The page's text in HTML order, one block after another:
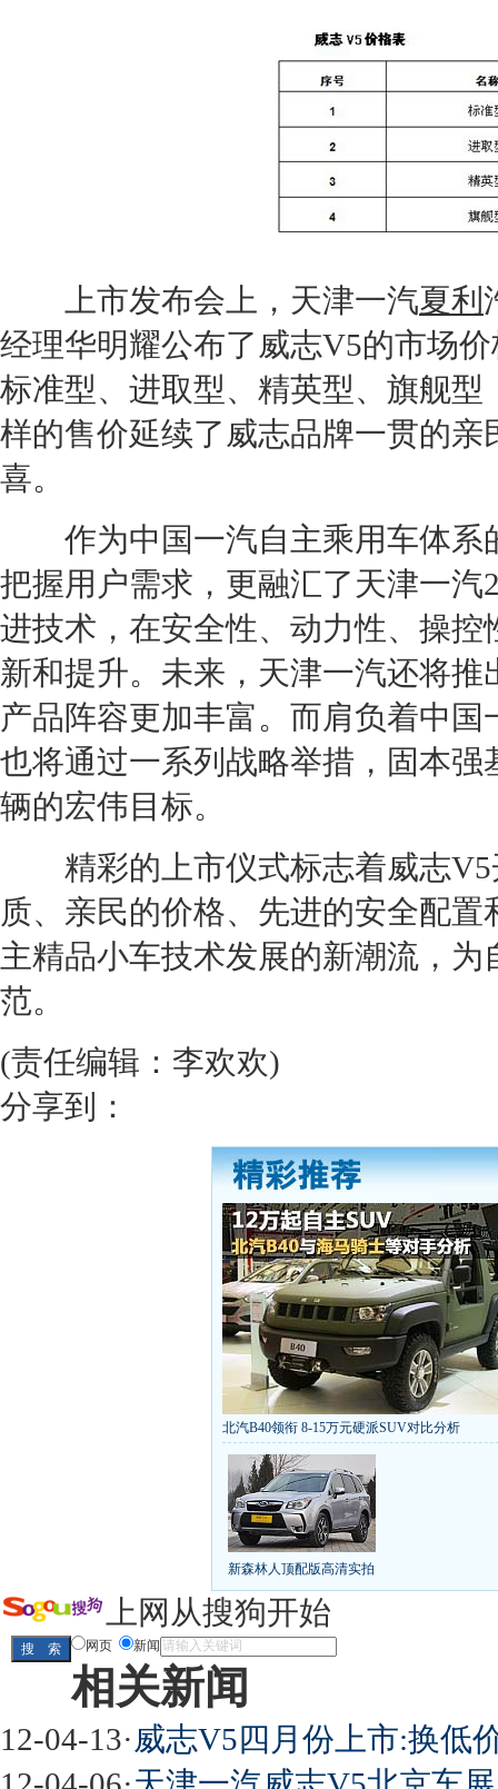
上市发布会上， 天津一汽夏利
经理华明耀公布了 威志V5的市场
标准型、进取型、精英型、旗舰
样的售价延续了 威志品牌一贯的亲
喜。
作为中国一汽自主乘用车体系
把握用户需求，更融汇了天津一汽
进技术，在安全性、动力性、操
新和提升。未来， 天津一汽还将推
产品阵容更加丰富。而肩负着中国
也将通过一系列战略举措，固本
辆的宏伟目标。
精彩的上市仪式标志着威志V5
质、亲民的价格、先进的安全配
主精品小车技术发展的新潮流，
范。
(责任编辑：李欢欢)
分享到：
北汽B40领衔 8-15万元硬派SUV对比分析
丰田推八款低价新车 全新RAV4海外售
第九代雅阁/本田新小SUV
凯越已跌至8折甩卖 6款合资自主车是真的低价
给中国人争气的热销SUV 全新马自达6：海外
10万元新车叫板合资 15万买车谁好
长城2013年新SUV规划曝光
全新胜达23日上市 秒杀日系的SUV
大众6万
最高法解释：醉驾毒驾发生交通事故 交强险应
新森林人顶配版高清实拍
屌丝必看世界末日逃亡车
上网从搜狗开始
网页 新闻
相关新闻
12-04-13·威志V5四月份上市:换低